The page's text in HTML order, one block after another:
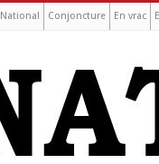
National Conjoncture En vrac